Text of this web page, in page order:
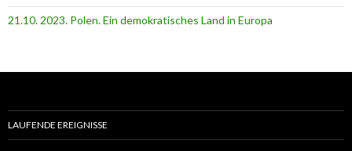
21.10. 2023. Polen. Ein demokratisches Land in Europa
LAUFENDE EREIGNISSE